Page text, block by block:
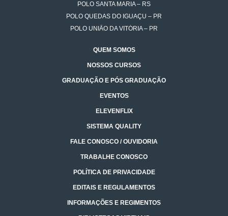
POLO SANTA MARIA – RS
POLO QUEDAS DO IGUAÇU – PR
POLO UNIÃO DA VITÓRIA – PR
QUEM SOMOS
NOSSOS CURSOS
GRADUAÇÃO E PÓS GRADUAÇÃO
EVENTOS
ELEVENFLIX
SISTEMA QUALITY
FALE CONOSCO / OUVIDORIA
TRABALHE CONOSCO
POLÍTICA DE PRIVACIDADE
EDITAIS E REGULAMENTOS
INFORMAÇÕES E REGIMENTOS